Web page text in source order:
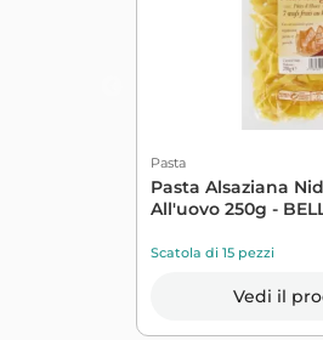
Pasta
Pasta Alsaziana
All'uovo 250g -
Scatola di 15 pezzi
Vedi il